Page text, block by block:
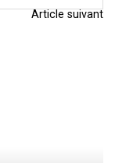
Article suivant